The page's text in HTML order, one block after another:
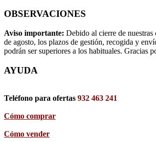
OBSERVACIONES
Aviso importante: Debido al cierre de
de agosto, los plazos de gestión, recogida y
podrán ser superiores a los habituales. Gracias
AYUDA
Teléfono para ofertas 932 463 241
Cómo comprar
Cómo vender